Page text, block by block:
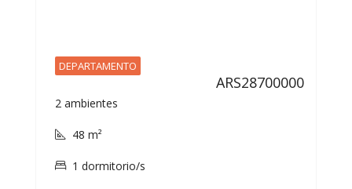
DEPARTAMENTO
ARS28700000
2 ambientes
48 m²
1 dormitorio/s